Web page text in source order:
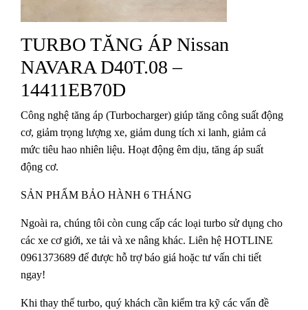
TURBO TĂNG ÁP Nissan
NAVARA D40T.08 –
14411EB70D
Công nghệ tăng áp (Turbocharger) giúp tăng công suất động
cơ, giảm trọng lượng xe, giảm dung tích xi lanh, giảm cả
mức tiêu hao nhiên liệu. Hoạt động êm dịu, tăng áp suất
động cơ.
SẢN PHẨM BẢO HÀNH 6 THÁNG
Ngoài ra, chúng tôi còn cung cấp các loại turbo sử dụng cho
các xe cơ giới, xe tải và xe nâng khác. Liên hệ HOTLINE
0961373689 để được hỗ trợ báo giá hoặc tư vấn chi tiết
ngay!
Khi thay thế turbo, quý khách cần kiểm tra kỹ các vấn đề